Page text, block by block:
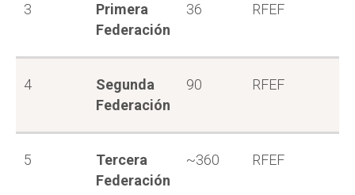
3
Primera
Federación
36 RFEF
4
Segunda
Federación
90 RFEF
5
Tercera
Federación
~360 RFEF